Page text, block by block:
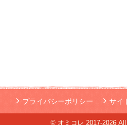
プライバシーポリシー サイ
© オミコレ 2017-2026 All